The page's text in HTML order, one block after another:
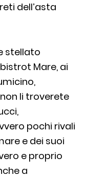
dell’asta
stellato
Mare, ai
li troverete
pochi rivali
e dei suoi
e proprio
a